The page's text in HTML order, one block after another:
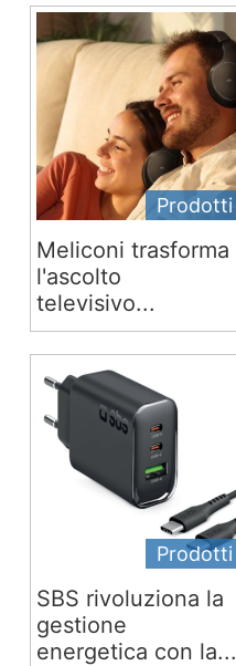
Prodotti
Meliconi trasforma
l'ascolto
televisivo...
Prodotti
SBS rivoluziona la
gestione
energetica con la...